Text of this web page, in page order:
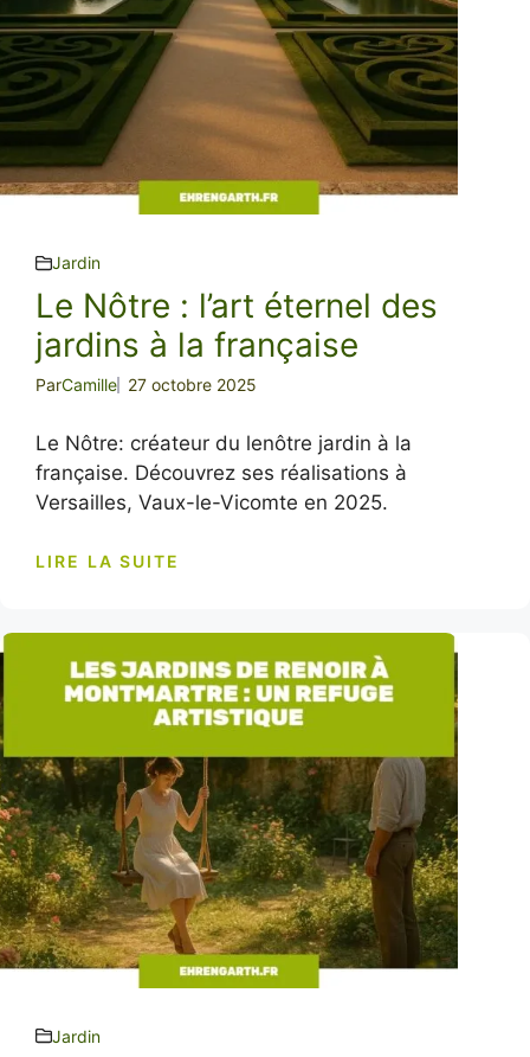
Jardin
Le Nôtre : l’art éternel des
jardins à la française
ParCamille 27 octobre 2025
Le Nôtre: créateur du lenôtre jardin à la
française. Découvrez ses réalisations à
Versailles, Vaux-le-Vicomte en 2025.
LIRE LA SUITE
Jardin